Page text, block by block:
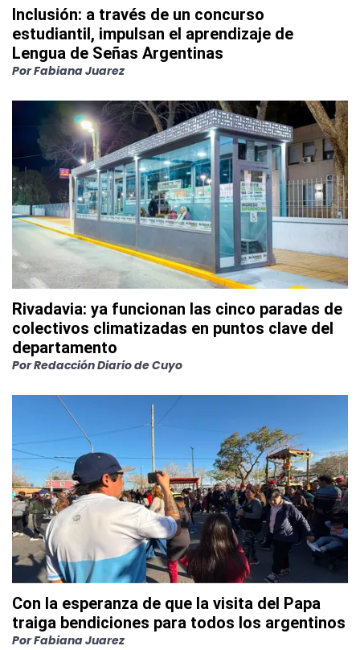
Inclusión: a través de un concurso
estudiantil, impulsan el aprendizaje de
Lengua de Señas Argentinas
PorFabiana Juarez
Rivadavia: ya funcionan las cinco paradas de
colectivos climatizadas en puntos clave del
departamento
PorRedacción Diario de Cuyo
Con la esperanza de que la visita del Papa
traiga bendiciones para todos los argentinos
PorFabiana Juarez